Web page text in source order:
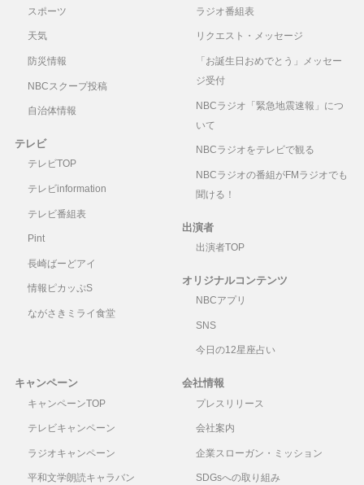
スポーツ
天気
防災情報
NBCスクープ投稿
自治体情報
テレビ
テレビTOP
テレビinformation
テレビ番組表
Pint
長崎ばーどアイ
情報ピカッぷS
ながさきミライ食堂
ラジオ番組表
リクエスト・メッセージ
「お誕生日おめでとう」メッセー
ジ受付
NBCラジオ「緊急地震速報」につ
いて
NBCラジオをテレビで観る
NBCラジオの番組がFMラジオでも
聞ける！
出演者
出演者TOP
オリジナルコンテンツ
NBCアプリ
SNS
今日の12星座占い
キャンペーン
キャンペーンTOP
テレビキャンペーン
ラジオキャンペーン
平和文学朗読キャラバン
会社情報
プレスリリース
会社案内
企業スローガン・ミッション
SDGsへの取り組み